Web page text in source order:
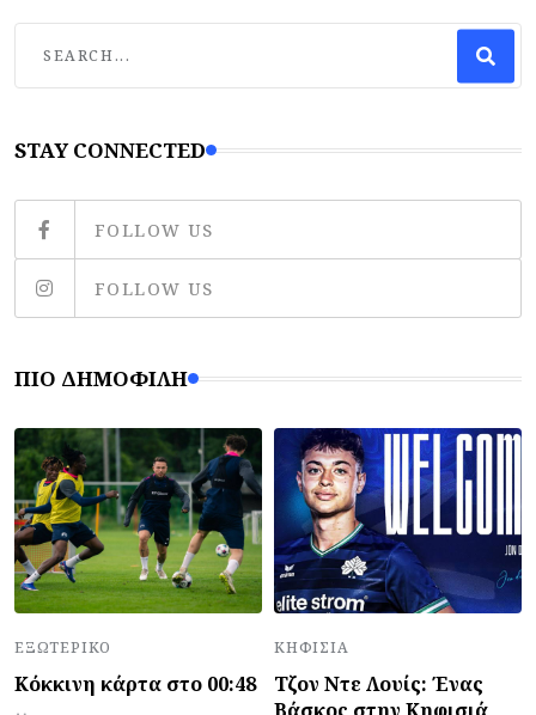
STAY CONNECTED
FOLLOW US
FOLLOW US
ΠΙΟ ΔΗΜΟΦΙΛΉ
ΕΞΩΤΕΡΙΚΌ
Κόκκινη κάρτα στο 00:48
ΚΗΦΙΣΙΆ
Τζον Ντε Λουίς: Ένας